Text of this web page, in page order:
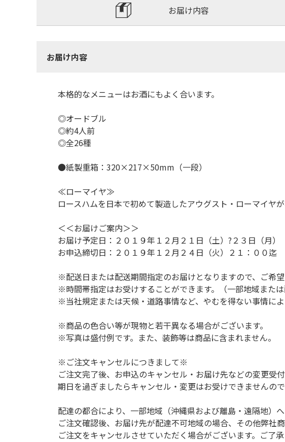
お届け内容
お届け内容
本格的なメニューはお酒にもよく合います。
◎オードブル
◎約4人前
◎全26種
●紙製重箱：320×217×50mm（一段）
≪ローマイヤ≫
ロースハムを日本で初めて製造したアウグスト・ローマイヤ
＜＜お届けご案内＞＞
お届け予定日：２０１９年１２月２１日（土）?２３日（月）
お申込締切日：２０１９年１２月２４日（火）２１：００迄
※配送日または配送期間指定のお届けとなりますので、ご希
※時間帯指定はお受けすることができます。（一部地域また
※当社規定または天候・道路事情など、やむを得ない事情に
※商品の色合い等が現物と若干異なる場合がございます。
※写真は盛付例です。また、装飾等は商品に含まれません。
※ご注文キャンセルにつきまして※
ご注文完了後、お申込のキャンセル・お届け先などの変更受
期日を過ぎましたらキャンセル・変更はお受けできませんので
配達の都合により、一部地域（沖縄県および離島・遠隔地）
ご注文確認後、お届け先が配達不可地域の場合、その他弊社
ご注文をキャンセルさせていただく場合がございます。ご了